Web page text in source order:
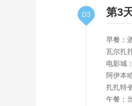
D3 第3
早餐：
瓦尔扎
电影城
阿伊本
扎扎特
午餐：